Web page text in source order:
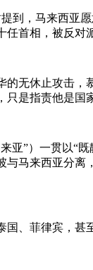
到，马来西亚
首相，被反对
无休止攻击，
是指责他是国
亚”）一贯以“
与马来西亚分
、菲律宾，甚